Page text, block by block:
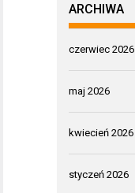
ARCHIWA
czerwiec 2026
maj 2026
kwiecień 2026
styczeń 2026